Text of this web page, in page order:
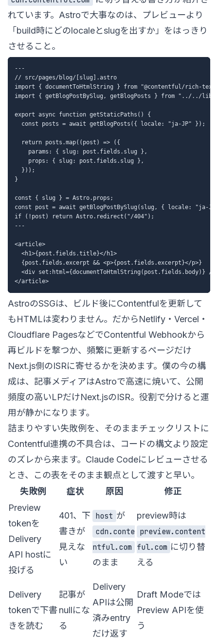
れています。Astroで大事なのは、プレビューより
「build時にどのlocaleとslugを出すか」をはっきり
させること。
---
// src/pages/blog/[slug].astro
import { documentToHtmlString } from "@contentful/rich-
import { getBlogPostBySlug, getBlogPosts } from "../../
export async function getStaticPaths() {
  const posts = await getBlogPosts({ locale: "ja-JP" });
  return posts.map((post) => ({
    params: { slug: post.fields.slug },
    props: { slug: post.fields.slug },
  }));
}
const { slug } = Astro.props;
const post = await getBlogPostBySlug(slug, { locale: "ja-
if (!post) return Astro.redirect("/404");
---
<article>
  <h1>{post.fields.title}</h1>
  {post.fields.excerpt && <p>{post.fields.excerpt}</p>}
  <div set:html={documentToHtmlString(post.fields.body)} />
AstroのSSGは、ビルド後にContentfulを更新して
もHTMLは変わりません。だからNetlify・Vercel・
Cloudflare PagesなどでContentful Webhookから
再ビルドを撃つか、頻繁に更新するページだけ
Next.js側のISRに寄せるかを決めます。僕の今の構
成は、記事メディアはAstroで高速に焼いて、公開
頻度の高いLPだけNext.jsのISR。役割で分けると運
用が静かになります。
詰まりやすい失敗例を、そのままチェックリストに
Contentful連携の不具合は、コードの構文より設定
のズレから来ます。Claude Codeにレビューさせる
とき、この表をそのまま観点として渡すと早い。
失敗例
症状 原因
修正
Preview
tokenを
Delivery
API hostに
投げる
401、下
書きが
見えな
い
host が
cdn.conte
ntful.com
のまま
preview時は
preview.content
ful.com に切り替
える
Delivery
tokenで下書
きを読む
記事が
nullにな
る
Delivery
APIは公開
済みentry
だけ返す
Draft Modeでは
Preview APIを使
う